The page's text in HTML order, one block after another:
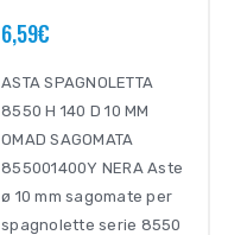
6,59€
ASTA SPAGNOLETTA
8550 H 140 D 10 MM
OMAD SAGOMATA
855001400Y NERA Aste
ø 10 mm sagomate per
spagnolette serie 8550